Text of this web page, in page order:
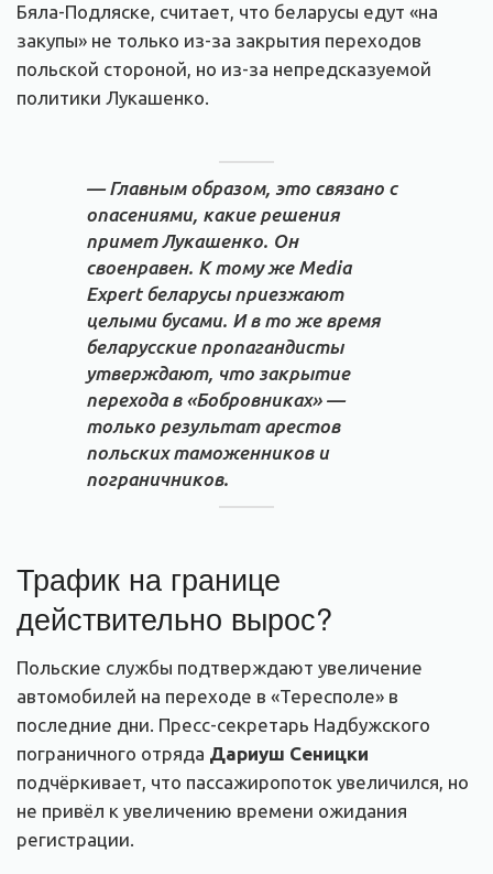
Бяла-Подляске, считает, что беларусы едут «на
закупы» не только из-за закрытия переходов
польской стороной, но из-за непредсказуемой
политики Лукашенко.
— Главным образом, это связано с
опасениями, какие решения
примет Лукашенко. Он
своенравен. К тому же Media
Expert беларусы приезжают
целыми бусами. И в то же время
беларусские пропагандисты
утверждают, что закрытие
перехода в «Бобровниках» —
только результат арестов
польских таможенников и
пограничников.
Трафик на границе
действительно вырос?
Польские службы подтверждают увеличение
автомобилей на переходе в «Тересполе» в
последние дни. Пресс-секретарь Надбужского
пограничного отряда Дариуш Сеницки
подчёркивает, что пассажиропоток увеличился, но
не привёл к увеличению времени ожидания
регистрации.